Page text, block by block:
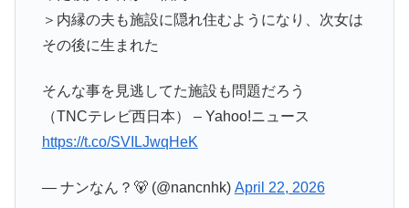
＞内縁の夫も施設に隠れ住むようになり、次女は
その後に生まれた
そんな事を見逃してた施設も問題だろう
（TNCテレビ西日本） – Yahoo!ニュース
https://t.co/SVILJwqHeK
— ナンなん？🐻 (@nancnhk) April 22, 2026